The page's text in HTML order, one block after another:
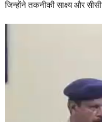
जिन्होंने तकनीकी साक्ष्य और